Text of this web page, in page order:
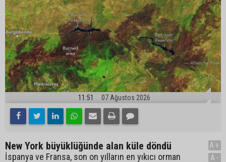
11:51 07 Ağustos 2026
New York büyüklüğünde alan küle döndü
İspanya ve Fransa, son on yılların en yıkıcı orman
A+
A-